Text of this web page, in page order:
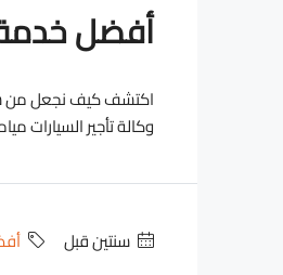
أفضل خدمة
اكتشف كيف نجعل من
وكالة تأجير السيارات
‏سنتين قبل